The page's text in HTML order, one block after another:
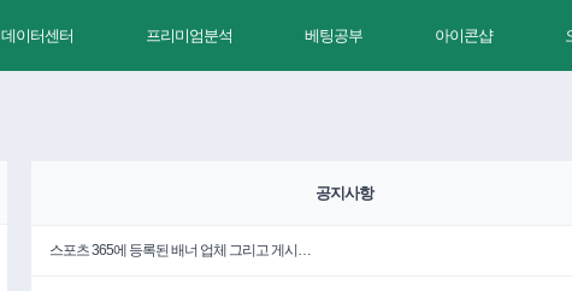
데이터센터 프리미엄분석 베팅공부 아이콘샵
공지사항
스포츠 365에 등록된 배너 업체 그리고 게시…